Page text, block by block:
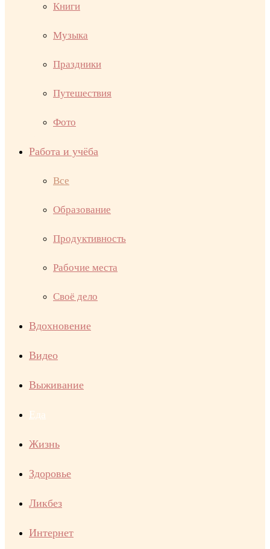
Книги
Музыка
Праздники
Путешествия
Фото
Работа и учёба
Все
Образование
Продуктивность
Рабочие места
Своё дело
Вдохновение
Видео
Выживание
Еда
Жизнь
Здоровье
Ликбез
Интернет